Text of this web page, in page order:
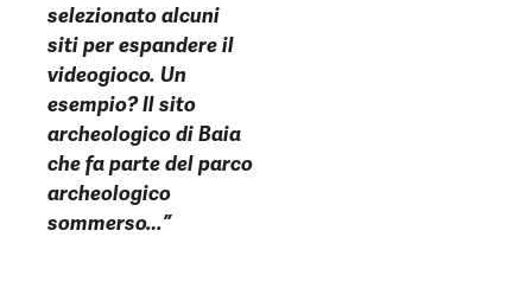
selezionato alcuni
siti per espandere il
videogioco. Un
esempio? Il sito
archeologico di Baia
che fa parte del parco
archeologico
sommerso…”